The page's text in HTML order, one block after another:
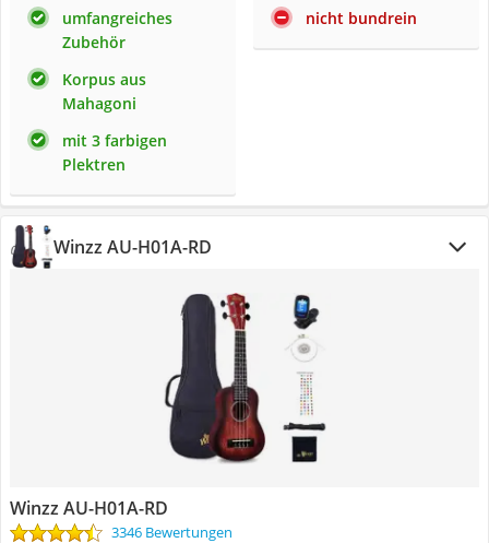
umfangreiches
Zubehör
Korpus aus
Mahagoni
mit 3 farbigen
Plektren
nicht bundrein
Winzz AU-H01A-RD
Winzz AU-H01A-RD
3346 Bewertungen